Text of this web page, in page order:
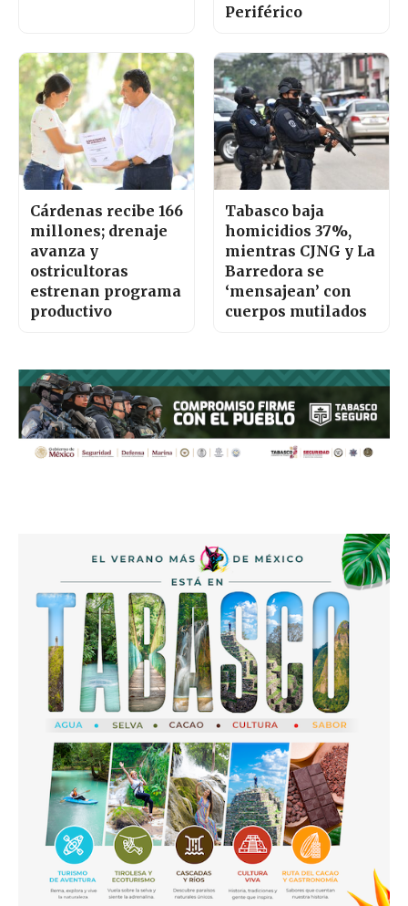
Periférico
Cárdenas recibe 166
millones; drenaje
avanza y
ostricultoras
estrenan programa
productivo
Tabasco baja
homicidios 37%,
mientras CJNG y La
Barredora se
‘mensajean’ con
cuerpos mutilados